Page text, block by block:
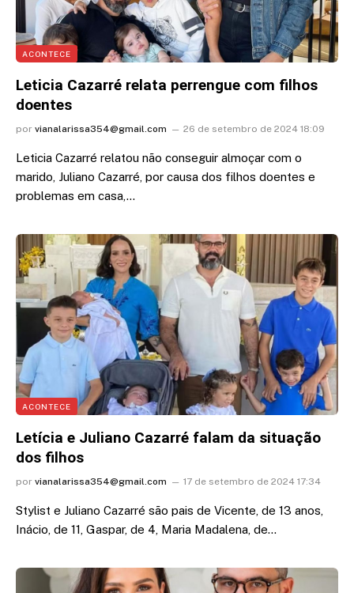
ACONTECE
Leticia Cazarré relata perrengue com filhos
doentes
por vianalarissa354@gmail.com 26 de setembro de 2024 18:09
Leticia Cazarré relatou não conseguir almoçar com o
marido, Juliano Cazarré, por causa dos filhos doentes e
problemas em casa,…
ACONTECE
Letícia e Juliano Cazarré falam da situação
dos filhos
por vianalarissa354@gmail.com 17 de setembro de 2024 17:34
Stylist e Juliano Cazarré são pais de Vicente, de 13 anos,
Inácio, de 11, Gaspar, de 4, Maria Madalena, de…